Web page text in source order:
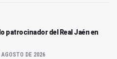
patrocinador del Real Jaén en
AGOSTO DE 2026